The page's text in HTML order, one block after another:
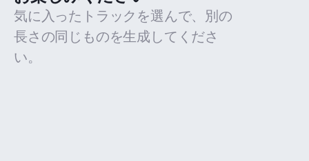
気に入ったトラックを選んで、別の
長さの同じものを生成してくださ
い。